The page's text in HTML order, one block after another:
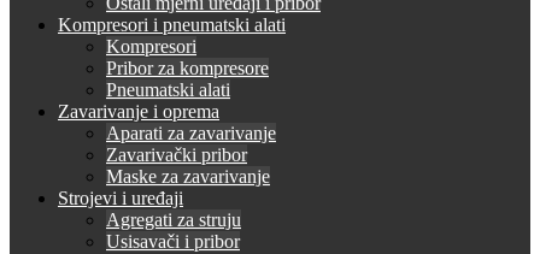
Kompresori i pneumatski alati
Kompresori
Pribor za kompresore
Pneumatski alati
Zavarivanje i oprema
Aparati za zavarivanje
Zavarivački pribor
Maske za zavarivanje
Strojevi i uređaji
Agregati za struju
Usisavači i pribor